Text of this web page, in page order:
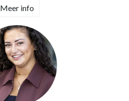
Meer info